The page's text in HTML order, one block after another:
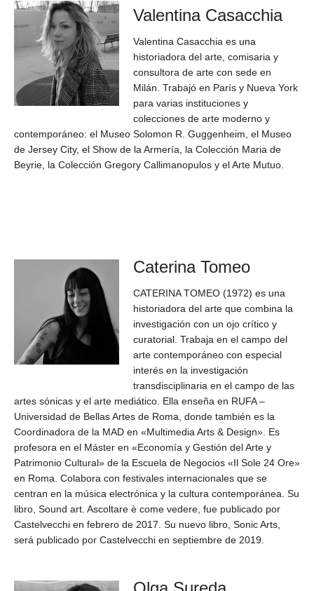
Valentina Casacchia
Valentina Casacchia es una
historiadora del arte, comisaria y
consultora de arte con sede en
Milán. Trabajó en París y Nueva York
para varias instituciones y
colecciones de arte moderno y
contemporáneo: el Museo Solomon R. Guggenheim, el Museo
de Jersey City, el Show de la Armería, la Colección Maria de
Beyrie, la Colección Gregory Callimanopulos y el Arte Mutuo.
Caterina Tomeo
CATERINA TOMEO (1972) es una
historiadora del arte que combina la
investigación con un ojo crítico y
curatorial. Trabaja en el campo del
arte contemporáneo con especial
interés en la investigación
transdisciplinaria en el campo de las
artes sónicas y el arte mediático. Ella enseña en RUFA –
Universidad de Bellas Artes de Roma, donde también es la
Coordinadora de la MAD en «Multimedia Arts & Design». Es
profesora en el Máster en «Economía y Gestión del Arte y
Patrimonio Cultural» de la Escuela de Negocios «Il Sole 24 Ore»
en Roma. Colabora con festivales internacionales que se
centran en la música electrónica y la cultura contemporánea. Su
libro, Sound art. Ascoltare è come vedere, fue publicado por
Castelvecchi en febrero de 2017. Su nuevo libro, Sonic Arts,
será publicado por Castelvecchi en septiembre de 2019.